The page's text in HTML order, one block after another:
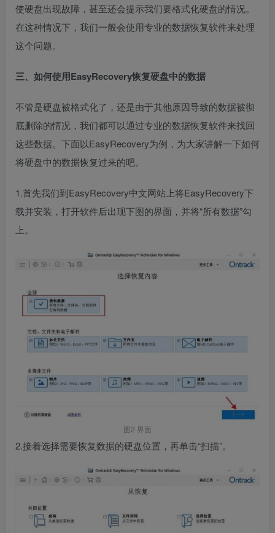
使硬盘出现故障，甚至还会提示我们要格式化硬盘的情况。
在这种情况下，我们一般会使用专业的数据恢复软件来处理
这个问题。
三、如何使用EasyRecovery恢复硬盘中的数据
不管是硬盘被格式化了，还是由于其他原因导致的数据被彻
底删除的情况，我们都可以通过专业的数据恢复软件来找回
这些数据。下面以EasyRecovery为例，为大家讲解一下如何
将硬盘中的数据恢复过来的吧。
1.首先我们到EasyRecovery中文网站上将EasyRecovery下
载并安装，打开软件后出现下图的界面，并将“所有数据”勾
上。
图2 界面
2.接着选择需要恢复数据的硬盘位置，再单击“扫描”。